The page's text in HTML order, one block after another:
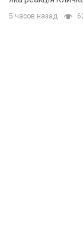
5 часов назад